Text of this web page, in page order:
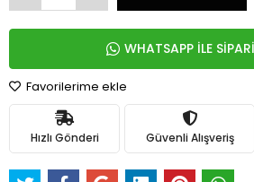
WHATSAPP İLE
Favorilerime ekle
Hızlı Gönderi Güvenli Alışveriş